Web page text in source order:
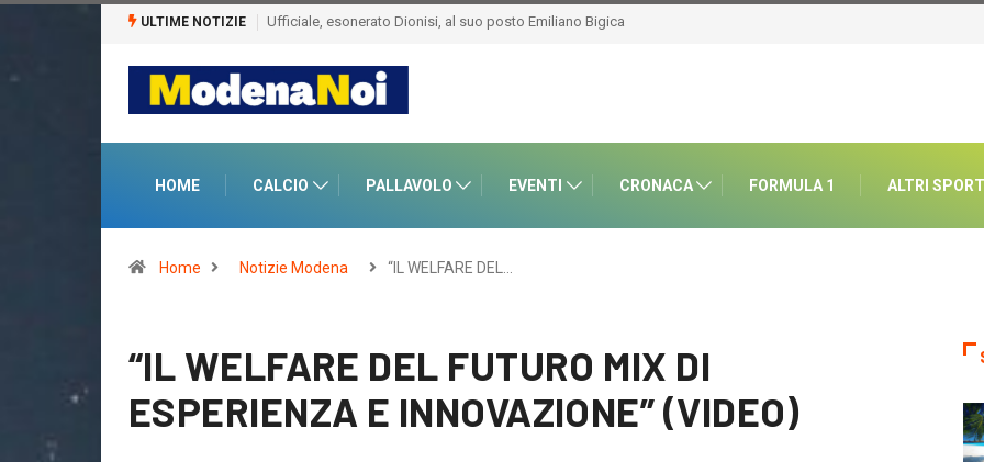
ULTIME NOTIZIE
Dionisi, al suo posto Emiliano BigicaIl Sassuolo ha esonerato Alessio Dionisi
HOME CALCIO PALLAVOLO EVENTI CRONACA FORMULA 1 ALTRI SPORT
Home Notizie Modena “IL WELFARE DEL…
“IL WELFARE DEL FUTURO MIX DI
ESPERIENZA E INNOVAZIONE” (VIDEO)